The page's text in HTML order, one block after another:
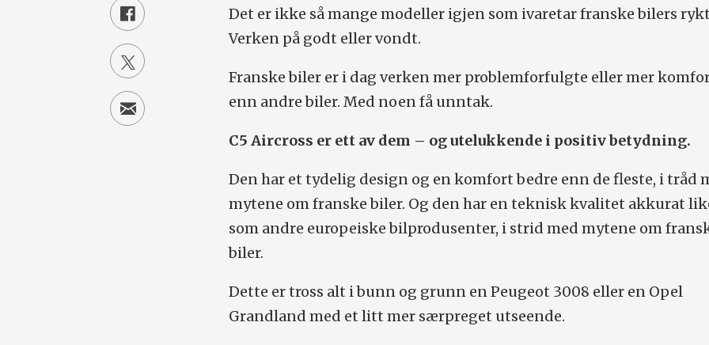
Det er ikke så mange modeller igjen som ivaretar franske bilers
Verken på godt eller vondt.
Franske biler er i dag verken mer problemforfulgte eller mer
enn andre biler. Med noen få unntak.
C5 Aircross er ett av dem – og utelukkende i positiv betydning.
Den har et tydelig design og en komfort bedre enn de fleste, i tråd
mytene om franske biler. Og den har en teknisk kvalitet akkurat
som andre europeiske bilprodusenter, i strid med mytene om
biler.
Dette er tross alt i bunn og grunn en Peugeot 3008 eller en Opel
Grandland med et litt mer særpreget utseende.